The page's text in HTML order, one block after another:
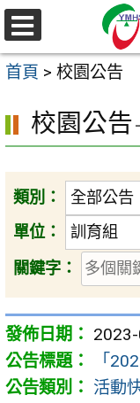
跳
至
主
內
容
區
選
單
首頁 > 校園公告
校園公告
類別：
單位：
關鍵字：
「
活動